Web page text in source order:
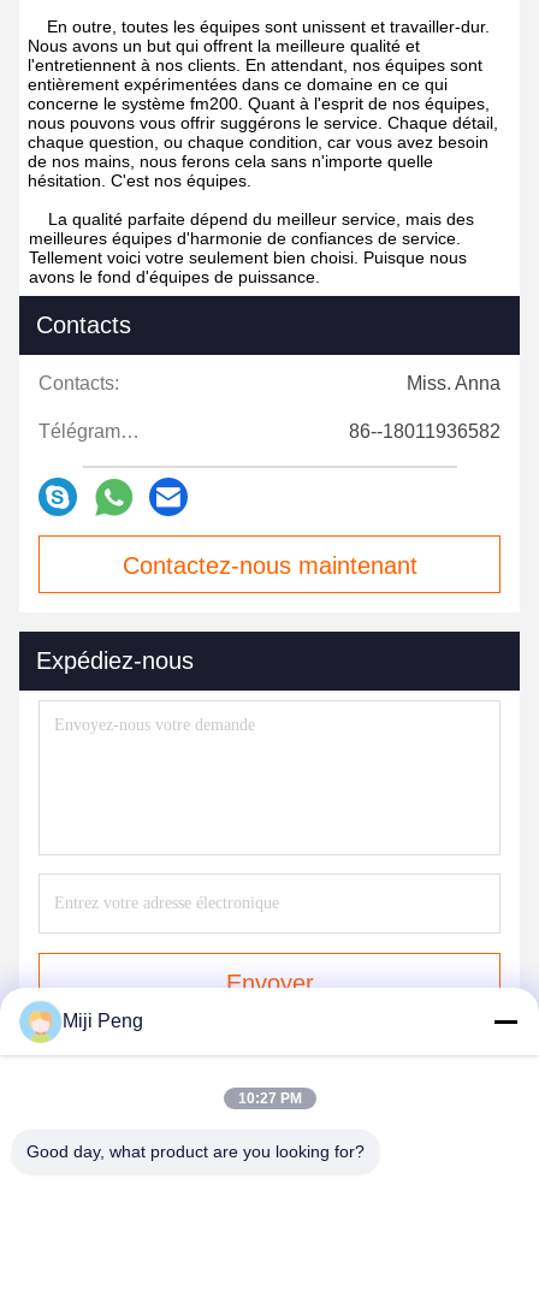
En outre, toutes les équipes sont unissent et travailler-dur.
Nous avons un but qui offrent la meilleure qualité et
l'entretiennent à nos clients. En attendant, nos équipes sont
entièrement expérimentées dans ce domaine en ce qui
concerne le système fm200. Quant à l'esprit de nos équipes,
nous pouvons vous offrir suggérons le service. Chaque détail,
chaque question, ou chaque condition, car vous avez besoin
de nos mains, nous ferons cela sans n'importe quelle
hésitation. C'est nos équipes.
La qualité parfaite dépend du meilleur service, mais des
meilleures équipes d'harmonie de confiances de service.
Tellement voici votre seulement bien choisi. Puisque nous
avons le fond d'équipes de puissance.
Contacts
Contacts: Miss. Anna
Télégramme: 86--18011936582
Contactez-nous maintenant
Expédiez-nous
Envoyer
Miji Peng
10:27 PM
Good day, what product are you looking for?